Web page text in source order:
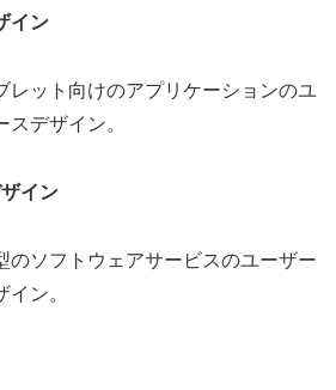
イン
レット向けのアプリケーションのユ
デザイン。
イン
のソフトウェアサービスのユーザー
ン。